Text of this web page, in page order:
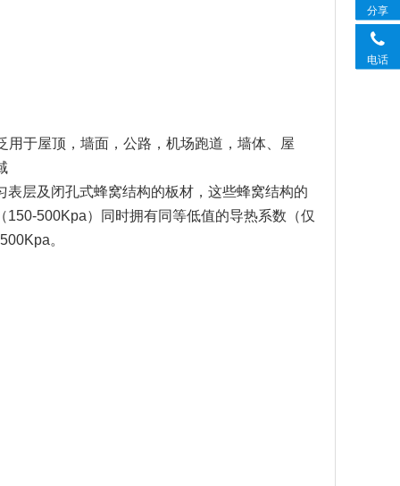
于屋顶，墙面，公路，机场跑道，墙体、屋
层及闭孔式蜂窝结构的板材，这些蜂窝结构的
500Kpa）同时拥有同等低值的导热系数（仅
。
分享
电话